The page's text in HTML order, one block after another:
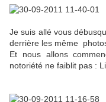
Je suis allé vous
derrière les même
Et nous allons
notoriété ne faiblit pas :